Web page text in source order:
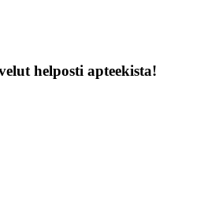
helposti apteekista!